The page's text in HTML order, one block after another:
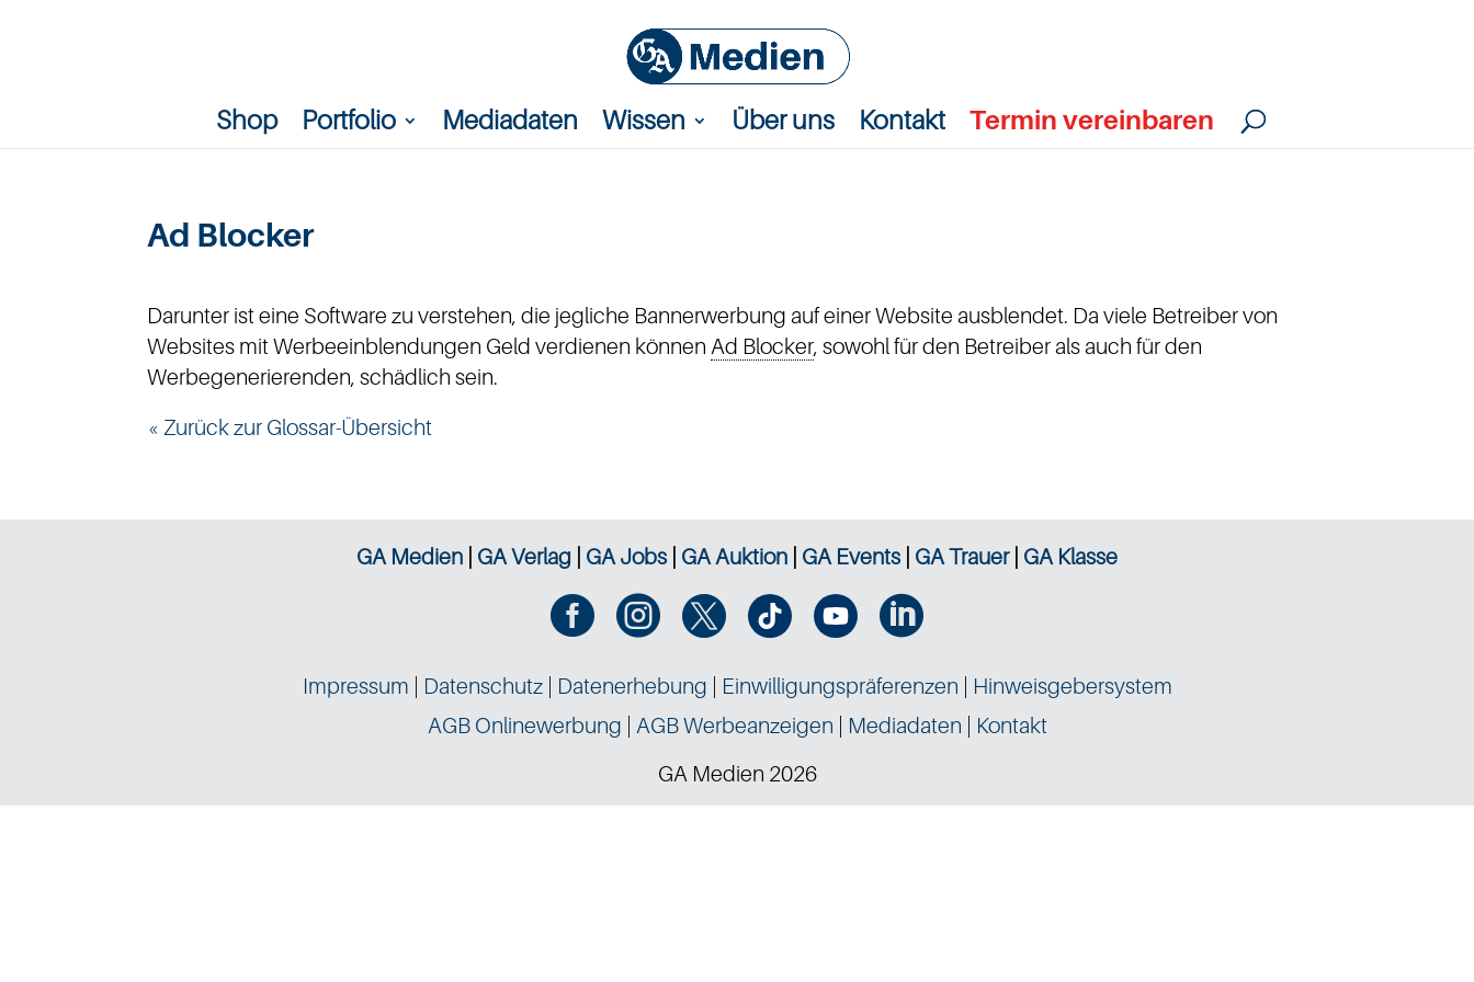
Shop Portfolio Mediadaten Wissen Über uns Kontakt Termin vereinbaren
Ad Blocker
Darunter ist eine Software zu verstehen, die jegliche Bannerwerbung auf einer Website ausblendet. Da viele Betreiber von
Websites mit Werbeeinblendungen Geld verdienen können Ad Blocker, sowohl für den Betreiber als auch für den
Werbegenerierenden, schädlich sein.
« Zurück zur Glossar-Übersicht
GA Medien GA Verlag GA Jobs GA Auktion GA Events GA Trauer| GA Klasse
   
Impressum Datenschutz| Datenerhebung Einwilligungspräferenzen
Hinweisgebersystem
AGB Onlinewerbung
AGB Werbeanzeigen Mediadaten
Kontakt
GA Medien 2026